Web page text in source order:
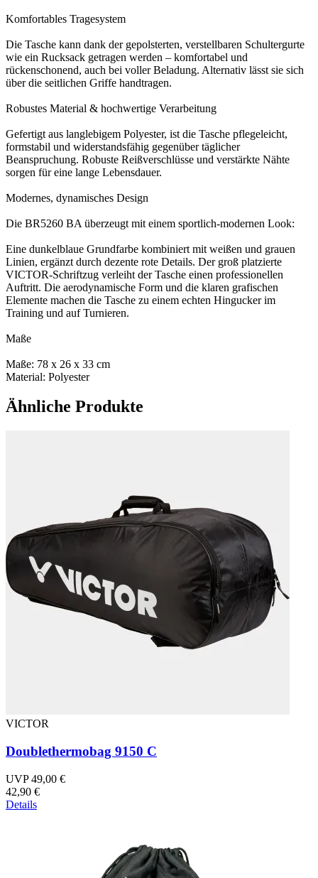
Komfortables Tragesystem
Die Tasche kann dank der gepolsterten, verstellbaren Schultergurte
wie ein Rucksack getragen werden – komfortabel und
rückenschonend, auch bei voller Beladung. Alternativ lässt sie sich
über die seitlichen Griffe handtragen.
Robustes Material & hochwertige Verarbeitung
Gefertigt aus langlebigem Polyester, ist die Tasche pflegeleicht,
formstabil und widerstandsfähig gegenüber täglicher
Beanspruchung. Robuste Reißverschlüsse und verstärkte Nähte
sorgen für eine lange Lebensdauer.
Modernes, dynamisches Design
Die BR5260 BA überzeugt mit einem sportlich‑modernen Look:
Eine dunkelblaue Grundfarbe kombiniert mit weißen und grauen
Linien, ergänzt durch dezente rote Details. Der groß platzierte
VICTOR‑Schriftzug verleiht der Tasche einen professionellen
Auftritt. Die aerodynamische Form und die klaren grafischen
Elemente machen die Tasche zu einem echten Hingucker im
Training und auf Turnieren.
Maße
Maße: 78 x 26 x 33 cm
Material: Polyester
Ähnliche Produkte
VICTOR
Doublethermobag 9150 C
UVP 49,00 €
42,90 €
Details